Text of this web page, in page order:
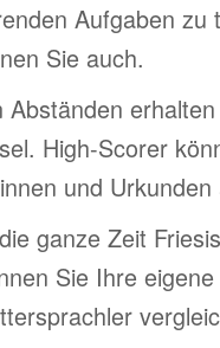
Aufgaben zu
Sie auch.
High-Scorer
und
ganze Zeit
Sie Ihre